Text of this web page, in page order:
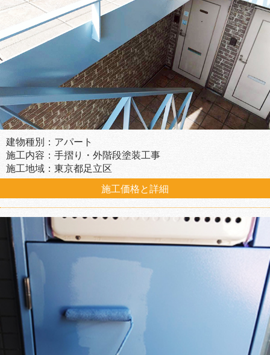
建物種別：アパート
施工内容：手摺り・外階段塗装工事
施工地域：東京都足立区
施工価格と詳細